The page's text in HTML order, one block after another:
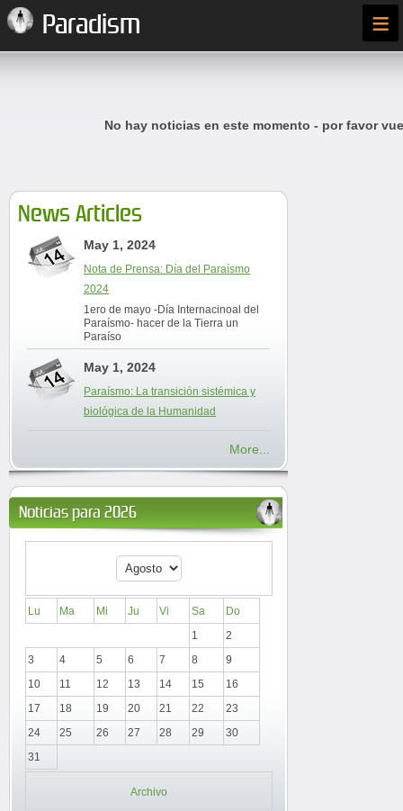
Paradism ≡
No hay noticias en este momento - por favor
News Articles
May 1, 2024
Nota de Prensa: Día del Paraísmo
2024
1ero de mayo -Día Internacinoal del
Paraísmo- hacer de la Tierra un
Paraíso
May 1, 2024
Paraísmo: La transición sistémica y
biológica de la Humanidad
More...
Noticias para 2026
Lu Ma Mi Ju Vi Sa
Do
1
2
3
4 5 6 7 8
9
10
11 12 13 14 15
16
17
18 19 20 21 22
23
24
25 26 27 28 29
30
31
Archivo